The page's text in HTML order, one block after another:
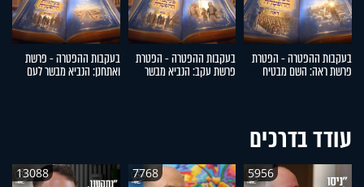
בעקבות ההפטרה - הפטרת
פרשת ראה: השם מבטיח
בעקבות ההפטרה - הפטרת
פרשת עקב: הנביא מבשר
בעקבות ההפטרה - פרשת
ואתחנן: הנביא מבשר לעם
עודד בדרכים
5956
7768
13088